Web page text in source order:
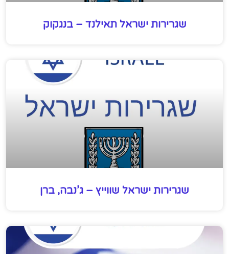
שגרירות ישראל תאילנד – בנגקוק
שגרירות ישראל שווייץ – ג’נבה, ברן